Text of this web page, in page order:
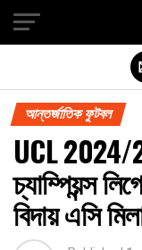
আন্তর্জাতিক ফুটবল
UCL 2024/
চ্যাম্পিয়ন্স
বিদায় এসি